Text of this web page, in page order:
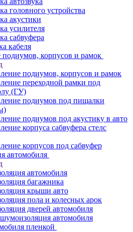
головного устройства
акустики
усилителя
сабвуфера
кабеля
подиумов, корпусов и рамок
подиумов, корпусов и рамок
переходной рамки под
(ГУ)
подиумов под пищалки
подиумов под акустику в авто
корпуса сабвуфера стелс
корпусов под сабвуфер
автомобиля
автомобиля
багажника
крыши авто
пола и колесных арок
дверей автомобиля
автомобиля
пленкой